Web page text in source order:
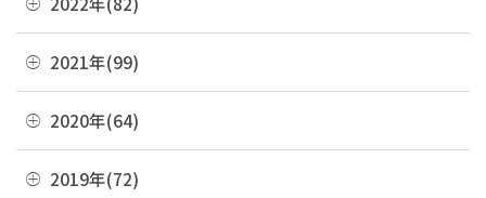
03月(36)
01月(13)
09月(3)
08月(4)
07月(7)
05月(6)
09月(4)
08月(6)
07月(6)
11月(3)
09月(8)
08月(4)
12月(8)
11月(5)
09月(8)
2021年(99)
12月(9)
11月(7)
2020年(64)
12月(2)
2019年(72)